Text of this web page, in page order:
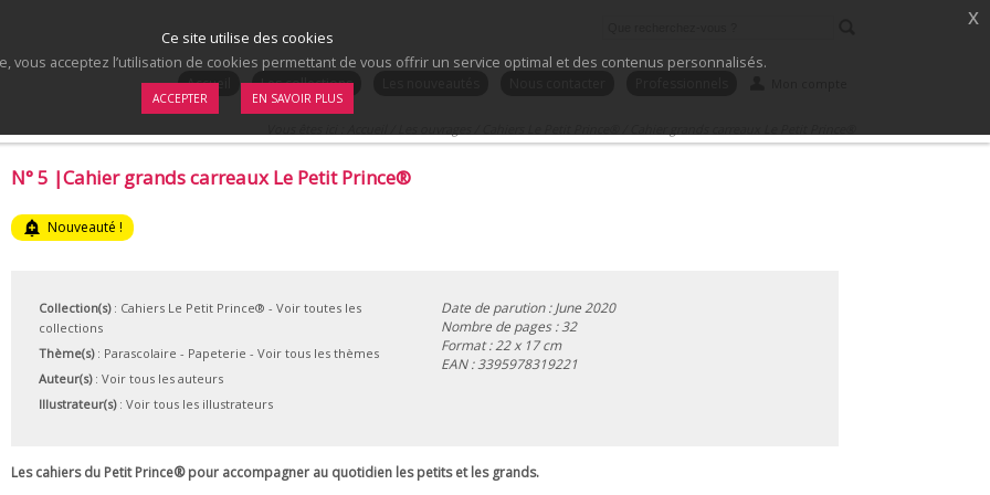
Accueil Les collections
N° 5 |Cahier grands carreaux Le Petit Prince®
add_alert Nouveauté !
Collection(s): Cahiers Le Petit Prince® - Voir toutes les
collections
Thème(s): Parascolaire - Papeterie - Voir tous les thèmes
Auteur(s): Voir tous les auteurs
Illustrateur(s): Voir tous les illustrateurs
Date de parution : June 2020
Nombre de pages : 32
Format : 22 x 17 cm
EAN :3395978319221
Les cahiers du Petit Prince® pour accompagner au quotidien les petits et les grands.
Ce site utilise des cookies
vous acceptez l’utilisation de cookies permettant de vous offrir un service optimal et des contenus personnalisés.
ACCEPTER EN SAVOIR PLUS
x